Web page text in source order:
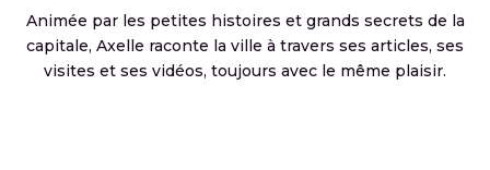
Animée par les petites histoires et grands secrets de la
capitale, Axelle raconte la ville à travers ses articles, ses
visites et ses vidéos, toujours avec le même plaisir.